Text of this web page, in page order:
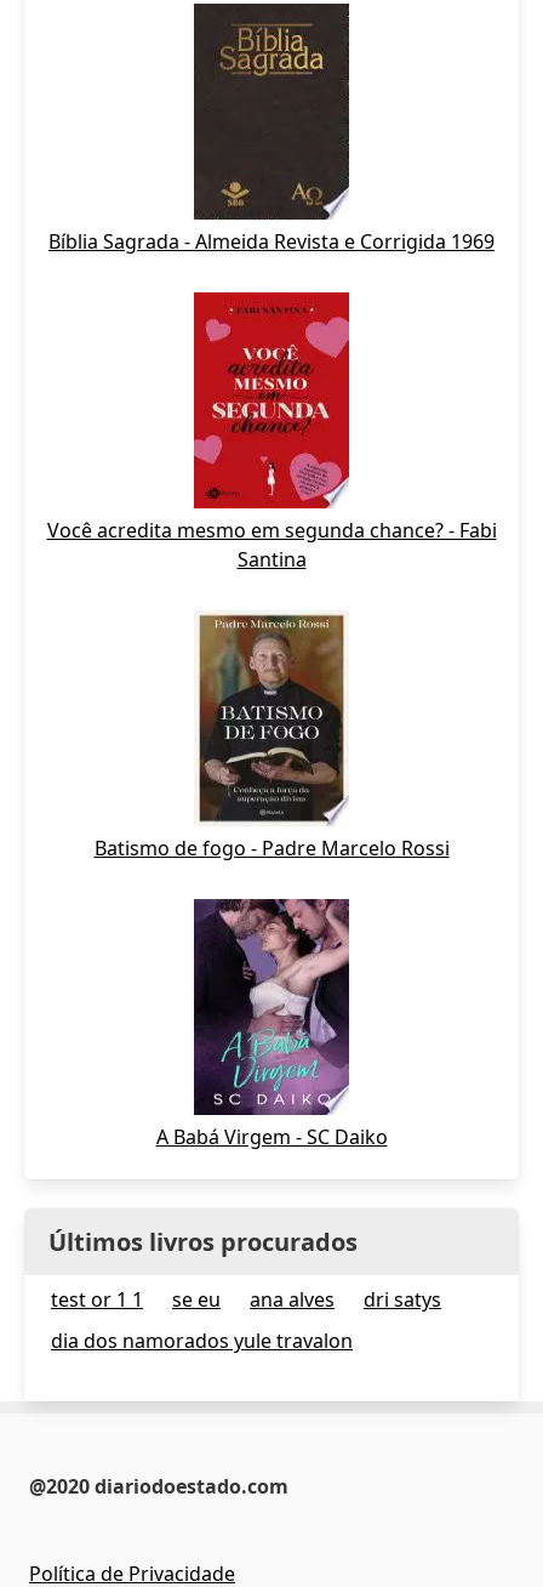
Bíblia Sagrada - Almeida Revista e Corrigida 1969
Você acredita mesmo em segunda chance? - Fabi
Santina
Batismo de fogo - Padre Marcelo Rossi
A Babá Virgem - SC Daiko
Últimos livros procurados
test or 1 1 se eu ana alves
dri satys
dia dos namorados yule travalon
@2020 diariodoestado.com
Política de Privacidade